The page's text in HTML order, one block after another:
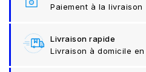
Paiement à la livraison
Livraison rapide
Livraison à domicile